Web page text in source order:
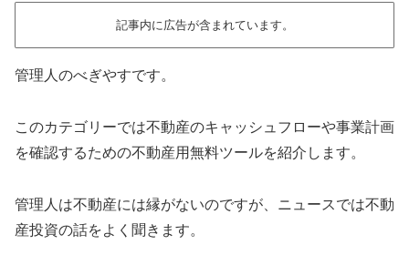
記事内に広告が含まれています。
管理人のべぎやすです。
このカテゴリーでは不動産のキャッシュフローや事業計画
を確認するための不動産用無料ツールを紹介します。
管理人は不動産には縁がないのですが、ニュースでは不動
産投資の話をよく聞きます。